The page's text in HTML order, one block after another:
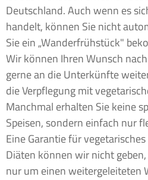
Deutschland. Auch wenn es
handelt, können Sie nicht
Sie ein „Wanderfrühstück"
Wir können Ihren Wunsch
gerne an die Unterkünfte
die Verpflegung mit
Manchmal erhalten Sie keine
Speisen, sondern einfach nur
Eine Garantie für
Diäten können wir nicht
nur um einen weitergeleiteten